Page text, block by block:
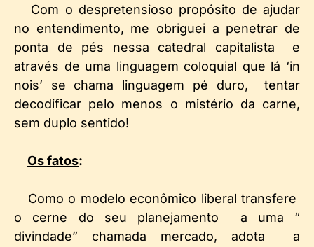
Com o despretensioso propósito de ajudar
no entendimento, me obriguei a penetrar de
ponta de pés nessa catedral capitalista e
através de uma linguagem coloquial que lá ‘in
nois’ se chama linguagem pé duro, tentar
decodificar pelo menos o mistério da carne,
sem duplo sentido!
Os fatos:
Como o modelo econômico liberal transfere
o cerne do seu planejamento a uma “
divindade” chamada mercado, adota a